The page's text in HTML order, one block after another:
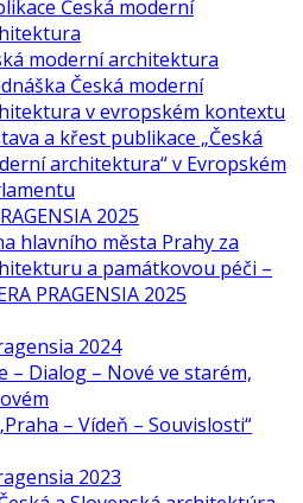
Česká moderní
moderní architektura
Česká moderní
v evropském kontextu
a křest publikace „Česká
architektura“ v Evropském
2025
hlavního města Prahy za
a památkovou péči –
PRAGENSIA 2025
2024
– Dialog – Nové ve starém,
– Vídeň – Souvislosti“
2023